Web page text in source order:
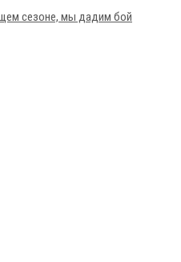
сезоне, мы дадим бой